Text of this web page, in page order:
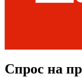
Спрос на